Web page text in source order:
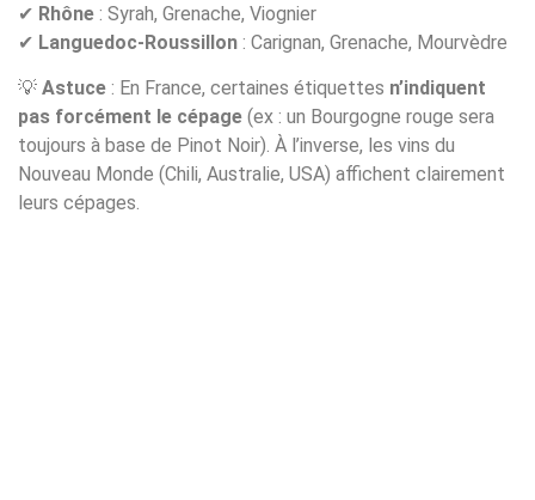
✔ Rhône : Syrah, Grenache, Viognier
✔ Languedoc-Roussillon : Carignan, Grenache, Mourvèdre
💡 Astuce : En France, certaines étiquettes n’indiquent
pas forcément le cépage (ex : un Bourgogne rouge sera
toujours à base de Pinot Noir). À l’inverse, les vins du
Nouveau Monde (Chili, Australie, USA) affichent clairement
leurs cépages.